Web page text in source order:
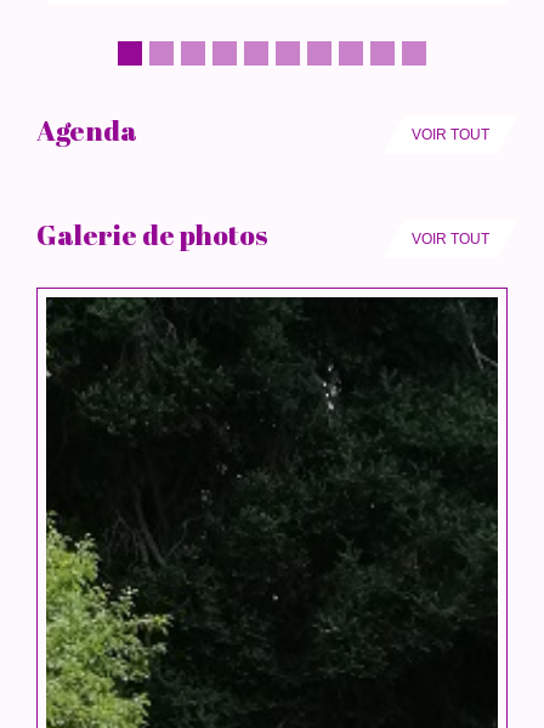
Agenda VOIR TOUT
Galerie de photos VOIR TOUT